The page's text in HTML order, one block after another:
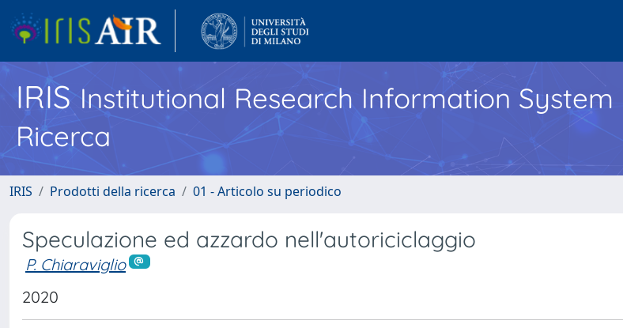
IRISInstitutional Research Information System
Ricerca
IRIS Prodotti della ricerca 01 - Articolo su periodico
Speculazione ed azzardo nell'autoriciclaggio
P. Chiaraviglio
2020